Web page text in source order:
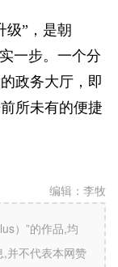
”，是朝
一步。一个分
政务大厅，即
所未有的便捷
编辑： 李牧
）”的作品,均
并不代表本网赞